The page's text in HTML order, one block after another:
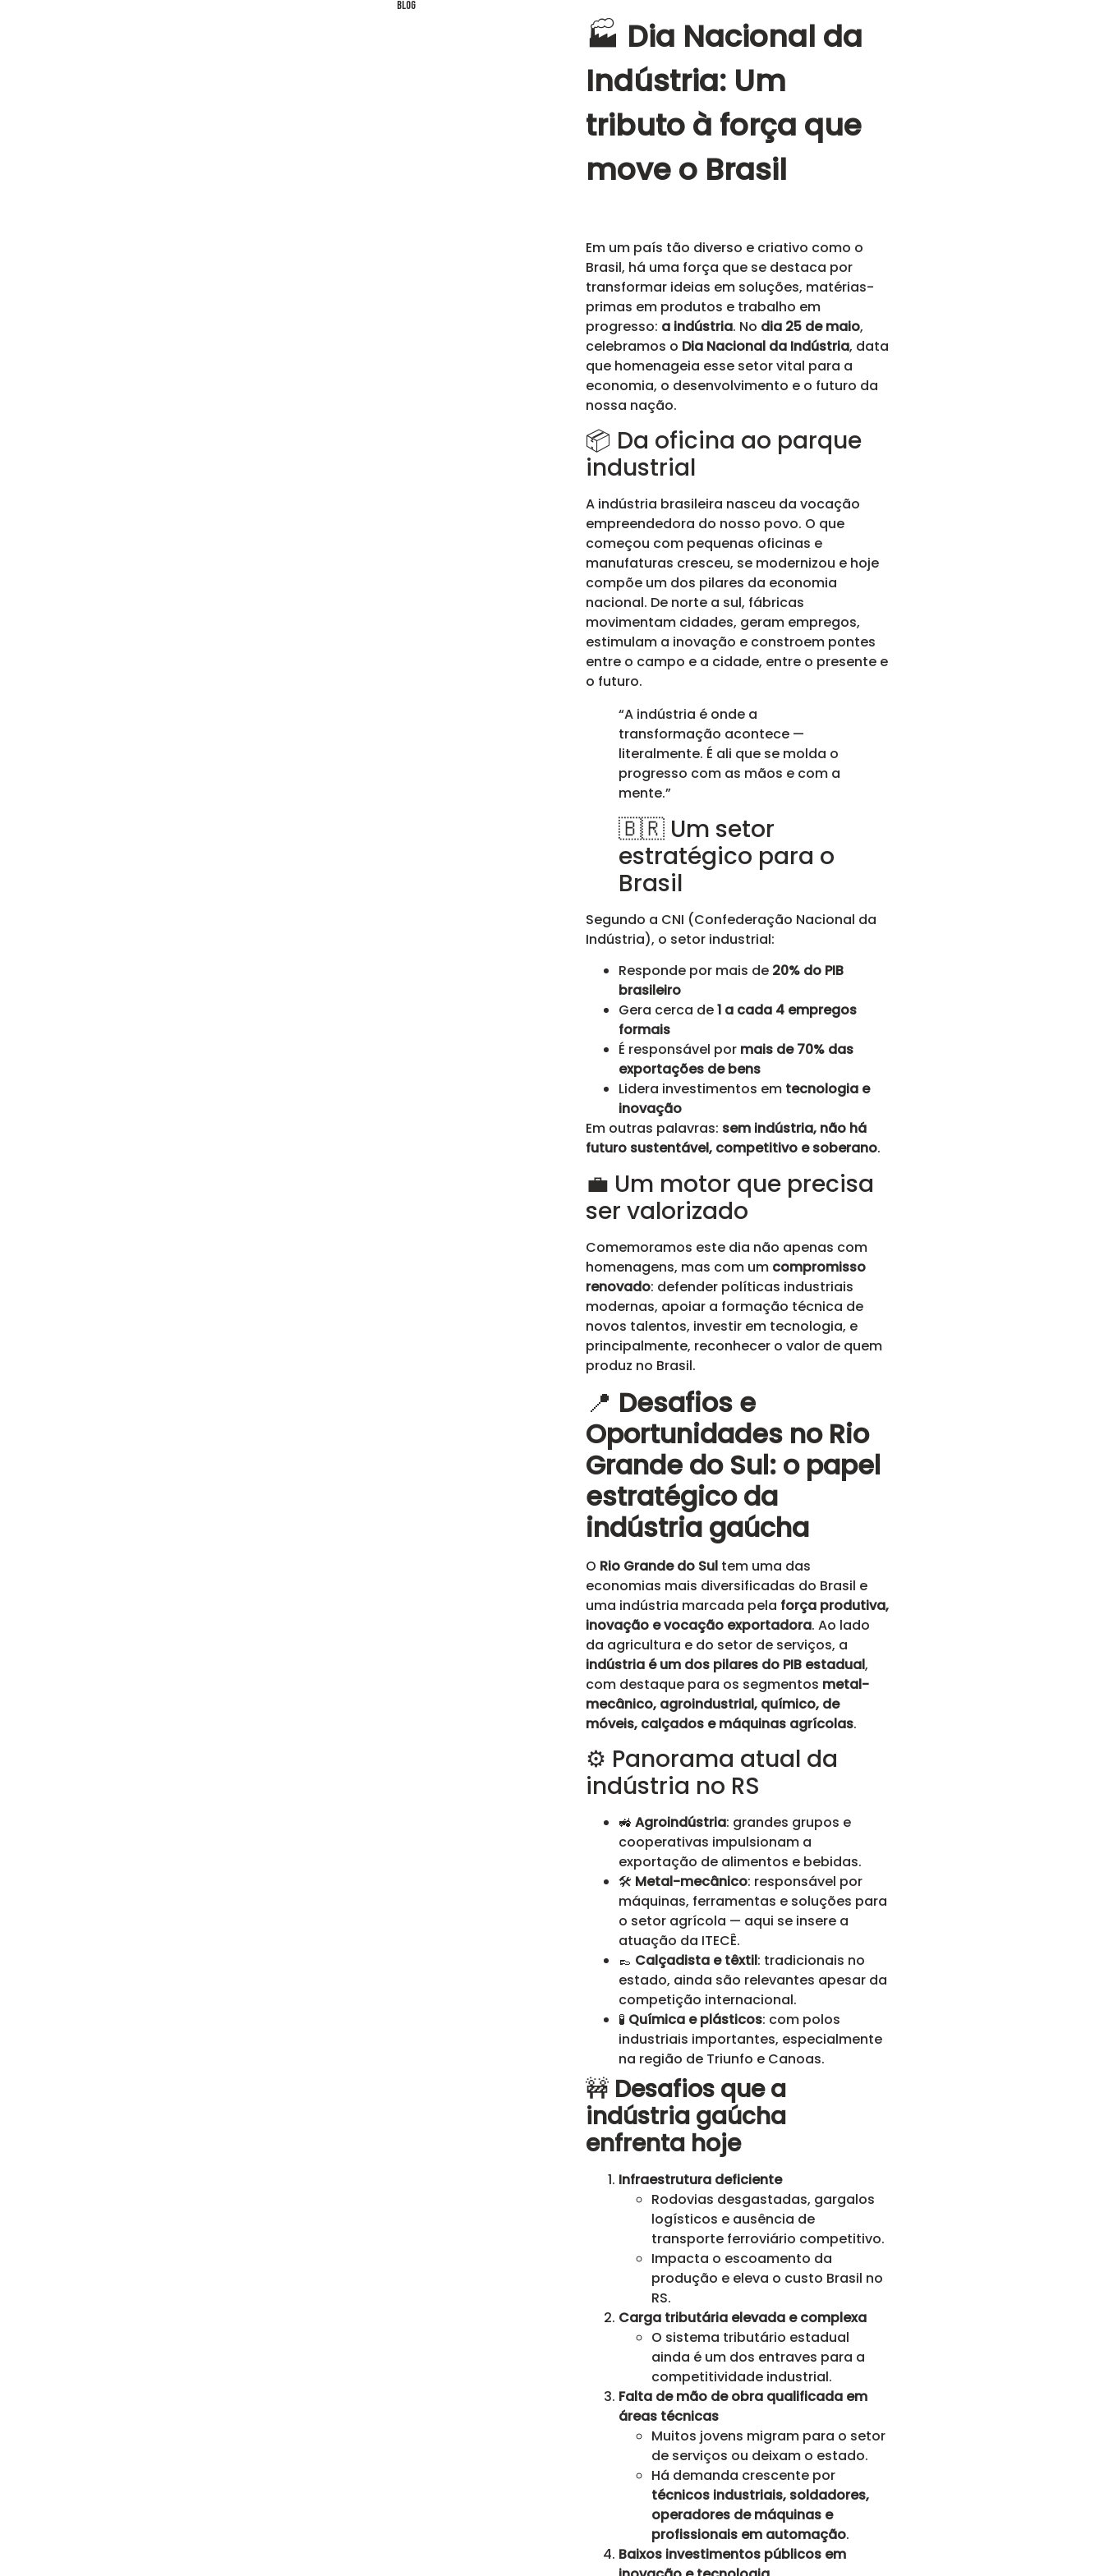
Blog
🏭 Dia Nacional da
Indústria: Um
tributo à força que
move o Brasil
Em um país tão diverso e criativo como o
Brasil, há uma força que se destaca por
transformar ideias em soluções, matérias-
primas em produtos e trabalho em
progresso: a indústria. No dia 25 de maio,
celebramos o Dia Nacional da Indústria, data
que homenageia esse setor vital para a
economia, o desenvolvimento e o futuro da
nossa nação.
📦 Da oficina ao parque
industrial
A indústria brasileira nasceu da vocação
empreendedora do nosso povo. O que
começou com pequenas oficinas e
manufaturas cresceu, se modernizou e hoje
compõe um dos pilares da economia
nacional. De norte a sul, fábricas
movimentam cidades, geram empregos,
estimulam a inovação e constroem pontes
entre o campo e a cidade, entre o presente e
o futuro.
“A indústria é onde a
transformação acontece —
literalmente. É ali que se molda o
progresso com as mãos e com a
mente.”
🇧🇷 Um setor
estratégico para o
Brasil
Segundo a CNI (Confederação Nacional da
Indústria), o setor industrial:
Responde por mais de 20% do PIB
brasileiro
Gera cerca de1 a cada 4 empregos
formais
É responsável por mais de 70% das
exportações de bens
Lidera investimentos em tecnologia e
inovação
Em outras palavras: sem indústria, não há
futuro sustentável, competitivo e soberano.
💼 Um motor que precisa
ser valorizado
Comemoramos este dia não apenas com
homenagens, mas com um compromisso
renovado: defender políticas industriais
modernas, apoiar a formação técnica de
novos talentos, investir em tecnologia, e
principalmente, reconhecer o valor de quem
produz no Brasil.
📍 Desafios e
Oportunidades no Rio
Grande do Sul: o papel
estratégico da
indústria gaúcha
O Rio Grande do Sultem uma das
economias mais diversificadas do Brasil e
uma indústria marcada pela força produtiva,
inovação e vocação exportadora. Ao lado
da agricultura e do setor de serviços, a
indústria é um dos pilares do PIB estadual,
com destaque para os segmentos metal-
mecânico, agroindustrial, químico, de
móveis, calçados e máquinas agrícolas.
⚙️ Panorama atual da
indústria no RS
🚜 Agroindústria: grandes grupos e
cooperativas impulsionam a
exportação de alimentos e bebidas.
🛠️ Metal-mecânico: responsável por
máquinas, ferramentas e soluções para
o setor agrícola — aqui se insere a
atuação da ITECÊ.
👞 Calçadista e têxtil: tradicionais no
estado, ainda são relevantes apesar da
competição internacional.
🧪 Química e plásticos: com polos
industriais importantes, especialmente
na região de Triunfo e Canoas.
🚧 Desafios que a
indústria gaúcha
enfrenta hoje
Infraestrutura deficiente
Rodovias desgastadas, gargalos
logísticos e ausência de
transporte ferroviário competitivo.
Impacta o escoamento da
produção e eleva o custo Brasil no
RS.
Carga tributária elevada e complexa
O sistema tributário estadual
ainda é um dos entraves para a
competitividade industrial.
Falta de mão de obra qualificada em
áreas técnicas
Muitos jovens migram para o setor
de serviços ou deixam o estado.
Há demanda crescente por
técnicos industriais, soldadores,
operadores de máquinas e
profissionais em automação.
Baixos investimentos públicos em